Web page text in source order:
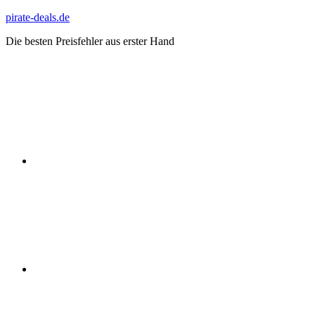
Zum
springen
pirate-deals.de
Die besten Preisfehler aus erster Hand